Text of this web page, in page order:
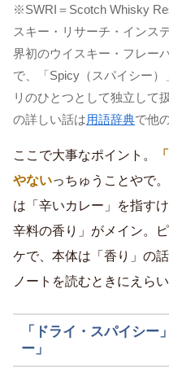
※SWRI＝Scotch Whisky
スキー・リサーチ・インス
界初のウイスキー・フレー
で、「Spicy（スパイシー
リのひとつとして独立して
の詳しい話は用語辞典で他
ここで大事なポイント。
やないっちゅうことやで
は「辛いカレー」を指す
辛料の香り」がメイン。
ケで、本体は「香り」の
ノートを読むときにえらい
「ドライ・スパイシ
ー」